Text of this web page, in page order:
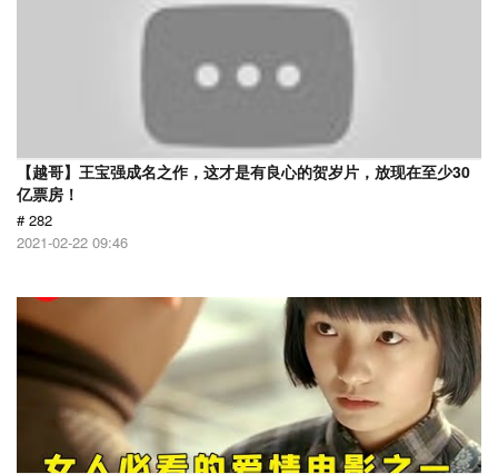
【越哥】王宝强成名之作，这才是有良心的贺岁片，放现在至少30
亿票房！
# 282
2021-02-22 09:46